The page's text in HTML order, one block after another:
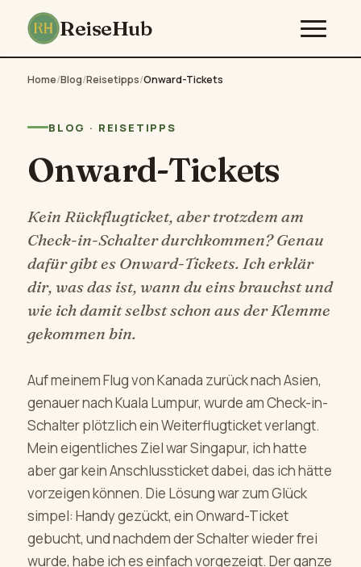
ReiseHub
Home/Blog/Reisetipps/Onward-Tickets
BLOG · REISETIPPS
Onward-Tickets
Kein Rückflugticket, aber trotzdem am
Check-in-Schalter durchkommen? Genau
dafür gibt es Onward-Tickets. Ich erklär
dir, was das ist, wann du eins brauchst und
wie ich damit selbst schon aus der Klemme
gekommen bin.
Auf meinem Flug von Kanada zurück nach Asien,
genauer nach Kuala Lumpur, wurde am Check-in-
Schalter plötzlich ein Weiterflugticket verlangt.
Mein eigentliches Ziel war Singapur, ich hatte
aber gar kein Anschlussticket dabei, das ich hätte
vorzeigen können. Die Lösung war zum Glück
simpel: Handy gezückt, ein Onward-Ticket
gebucht, und nachdem der Schalter wieder frei
wurde, habe ich es einfach vorgezeigt. Der ganze